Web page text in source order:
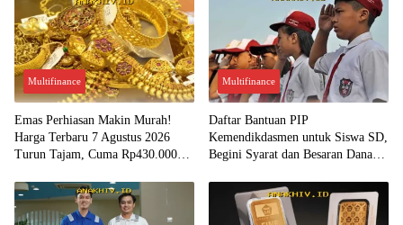
Multifinance
Emas Perhiasan Makin Murah!
Harga Terbaru 7 Agustus 2026
Turun Tajam, Cuma Rp430.000
Multifinance
Daftar Bantuan PIP
Kemendikdasmen untuk Siswa SD,
Begini Syarat dan Besaran Dana